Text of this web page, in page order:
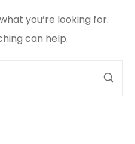
you’re looking for.
can help.